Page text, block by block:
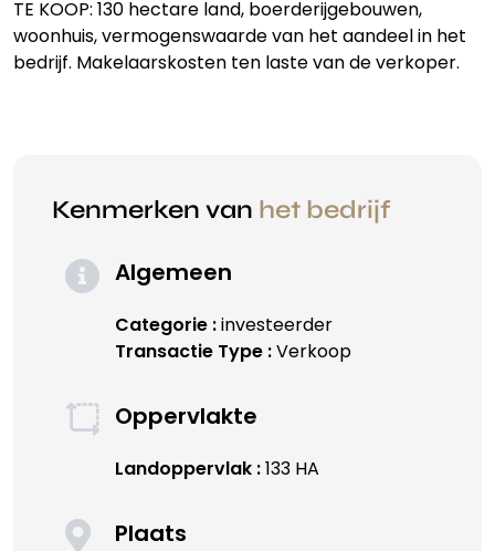
TE KOOP: 130 hectare land, boerderijgebouwen,
woonhuis, vermogenswaarde van het aandeel in het
bedrijf. Makelaarskosten ten laste van de verkoper.
Kenmerken van het bedrijf
Algemeen
Categorie :investeerder
Transactie Type :Verkoop
Oppervlakte
Landoppervlak :133 HA
Plaats